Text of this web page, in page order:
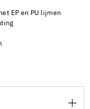
EP en PU lijmen